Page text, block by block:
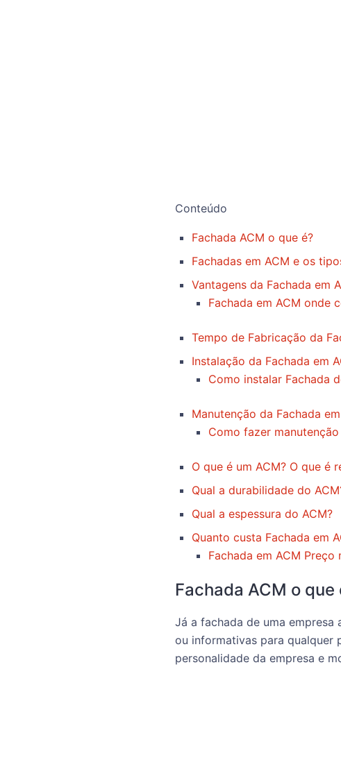
Conteúdo
Fachada ACM o que é?
Fachadas em ACM e os
Vantagens da Fachada em
Fachada em ACM onde
Tempo de Fabricação da
Instalação da Fachada em
Como instalar Fachada
Manutenção da Fachada
Como fazer
O que é um ACM? O que é
Qual a durabilidade do
Qual a espessura do ACM?
Quanto custa Fachada em
Fachada em ACM Preço
Fachada ACM o que
Já a fachada de uma
ou informativas para qualquer
personalidade da empresa e